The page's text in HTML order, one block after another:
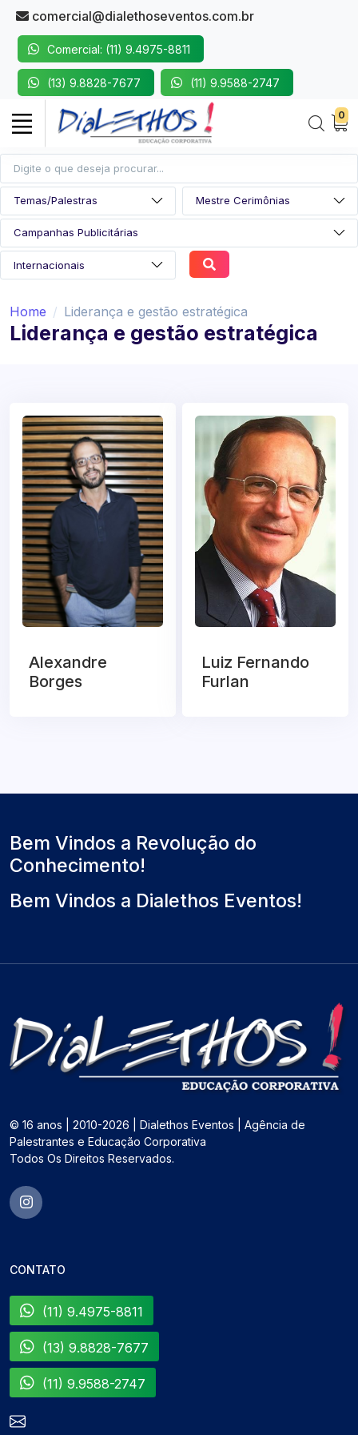
comercial@dialethoseventos.com.br
Comercial: (11) 9.4975-8811
(13) 9.8828-7677 (11) 9.9588-2747
0
Home Liderança e gestão estratégica
Liderança e gestão estratégica
Alexandre
Borges
Luiz Fernando
Furlan
Bem Vindos a Revolução do
Conhecimento!
Bem Vindos a Dialethos Eventos!
© 16 anos | 2010-2026 | Dialethos Eventos | Agência de
Palestrantes e Educação Corporativa
Todos Os Direitos Reservados.
CONTATO
(11) 9.4975-8811
(13) 9.8828-7677
(11) 9.9588-2747